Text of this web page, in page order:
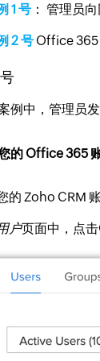
1 号 ： 管理员
2 号 Office 365
例中，管理员
的 Office 365
的 Zoho CRM
户页面中，点击